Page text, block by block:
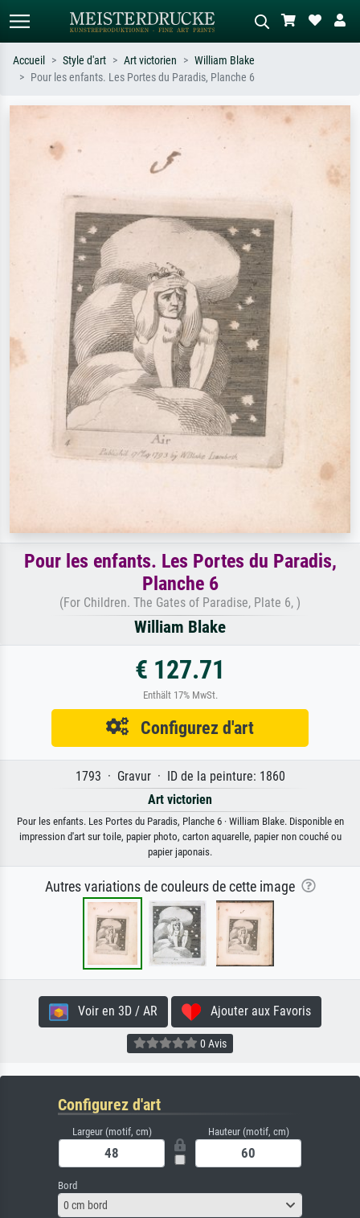
Recherchez par artiste, titre ou style –
impressionnisme, vague de Hokusai,
Décrivez la scène – ex. prairie verte,
abstrait avec beaucoup de rouge,
tableau sombre, nu debout près d'un
Accueil Style d'art Art victorien
William Blake
Pour les enfants. Les Portes du Paradis, Planche 6
Pour les enfants. Les Portes du Paradis,
Planche 6
(For Children. The Gates of Paradise, Plate 6, )
William Blake
€ 127.71
Enthält 17% MwSt.
Configurez d'art
1793 · Gravur · ID de la peinture: 1860
Art victorien
Pour les enfants. Les Portes du Paradis, Planche 6 · William Blake. Disponible en
impression d'art sur toile, papier photo, carton aquarelle, papier non couché ou
papier japonais.
Autres variations de couleurs de cette image
Voir en 3D / AR Ajouter aux Favoris
0 Avis
Configurez d'art
Largeur (motif, cm) Hauteur (motif, cm)
Bord
0 cm bord